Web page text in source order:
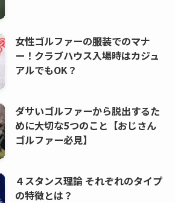
女性ゴルファーの服装でのマナ
ー！クラブハウス入場時はカジュ
アルでもOK？
ダサいゴルファーから脱出するた
めに大切な5つのこと【おじさん
ゴルファー必見】
４スタンス理論 それぞれのタイプ
の特徴とは？